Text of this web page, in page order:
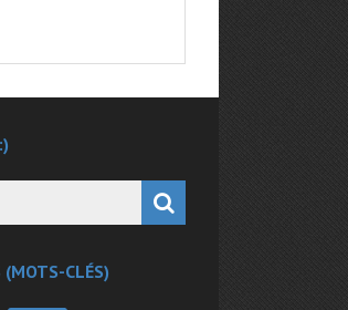
(MOTS-CLÉS)